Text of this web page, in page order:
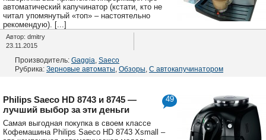
автоматический капучинатор (кстати, кто не
читал упомянутый «топ» – настоятельно
рекомендую). [...]
Автор: dmitry
23.11.2015
Производитель: Gaggia Saeco
Рубрика: Зерновые автоматы Обзоры С автокапучинатором
49
Philips Saeco HD 8743 и 8745 —
лучший выбор за эти деньги
Самая выгодная покупка в своем классе
Кофемашина Philips Saeco HD 8743 Xsmall –